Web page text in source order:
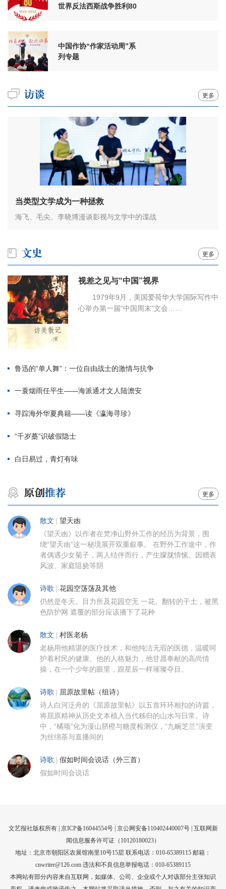
世界反法西斯战争胜利80
中国作协“作家活动周”系
列专题
更多
当类型文学成为一种拯救
海飞、毛尖、李晓博漫谈影视与文学中的谍战
更多
视差之见与“中国”视界
1979年9月，美国爱荷华大学国际写作中
心举办第一届“中国周末”文会……
鲁迅的“单人舞”：一位自由战士的激情与抗争
一蓑烟雨任平生——海派通才文人陆澹安
寻踪海外华夏典籍——读《瀛海寻珍》
“千岁蘽”识破假隐士
白日易过，青灯有味
更多
散文 望天凼
《望天凼》以作者在梵净山野外工作的经历为背景，围
绕“望天凼”这一秘境展开双重叙事。 在野外工作途中，作
者偶遇少女菊子，两人结伴而行，产生朦胧情愫。因赠表
风波、家庭阻挠等阴
诗歌 花园空荡荡及其他
仍然是冬天。目力所及花园空无 一花。翻转的干土，被黑
色防护网 遮覆的部分应该播下了花种
散文 村医老杨
老杨用他精湛的医疗技术，和他纯洁无瑕的医德，温暖呵
护着村民的健康。他的人格魅力，他甘愿奉献的高尚情
操，在一个少年的眼里，跟星辰一样璀璨夺目。
诗歌 屈原故里帖（组诗）
诗人白河泛舟的《屈原故里帖》以五首环环相扣的诗篇，
将屈原精神从历史文本植入当代秭归的山水与日常。诗
中，“橘颂”化为漫山脐橙与糖度检测仪，“九畹芝兰”演变
为丝绵茶与直播间的
诗歌 假如时间会说话（外三首）
假如时间会说话
文艺报社版权所有 | 京ICP备16044554号| 京公网安备110402440007号 | 互联网新
闻信息服务许可证（10120180023）
地址：北京市朝阳区农展馆南里10号15层 联系电话：010-65389115 邮箱：
cnwriter@126.com 违法和不良信息举报电话：010-65389115
本网站有部分内容来自互联网，如媒体、公司、企业或个人对该部分主张知识